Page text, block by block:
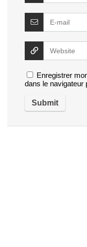
Enregistrer
dans le navigateur